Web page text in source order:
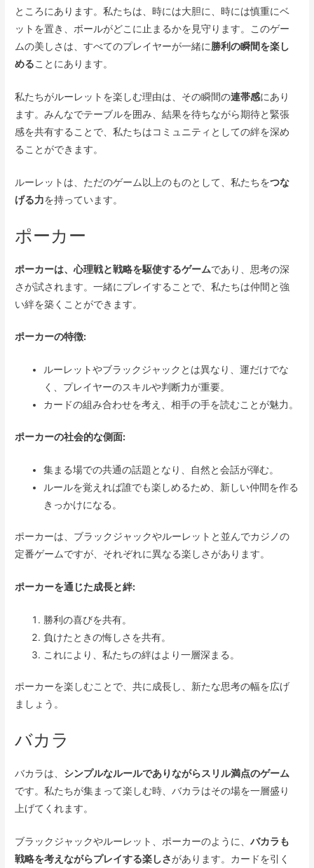
ところにあります。私たちは、時には大胆に、時には慎重にベ
ットを置き、ボールがどこに止まるかを見守ります。このゲー
ムの美しさは、すべてのプレイヤーが一緒に勝利の瞬間を楽し
めることにあります。
私たちがルーレットを楽しむ理由は、その瞬間の連帯感にあり
ます。みんなでテーブルを囲み、結果を待ちながら期待と緊張
感を共有することで、私たちはコミュニティとしての絆を深め
ることができます。
ルーレットは、ただのゲーム以上のものとして、私たちをつな
げる力を持っています。
ポーカー
ポーカーは、心理戦と戦略を駆使するゲームであり、思考の深
さが試されます。一緒にプレイすることで、私たちは仲間と強
い絆を築くことができます。
ポーカーの特徴:
ルーレットやブラックジャックとは異なり、運だけでな
く、プレイヤーのスキルや判断力が重要。
カードの組み合わせを考え、相手の手を読むことが魅力。
ポーカーの社会的な側面:
集まる場での共通の話題となり、自然と会話が弾む。
ルールを覚えれば誰でも楽しめるため、新しい仲間を作る
きっかけになる。
ポーカーは、ブラックジャックやルーレットと並んでカジノの
定番ゲームですが、それぞれに異なる楽しさがあります。
ポーカーを通じた成長と絆:
勝利の喜びを共有。
負けたときの悔しさを共有。
これにより、私たちの絆はより一層深まる。
ポーカーを楽しむことで、共に成長し、新たな思考の幅を広げ
ましょう。
バカラ
バカラは、 シンプルなルールでありながらスリル満点のゲーム
です。私たちが集まって楽しむ時、バカラはその場を一層盛り
上げてくれます。
ブラックジャックやルーレット、ポーカーのように、バカラも
戦略を考えながらプレイする楽しさがあります。カードを引く